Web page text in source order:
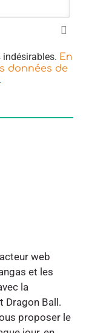
indésirables. En
données de
.
web
et les
la
Dragon Ball.
proposer le